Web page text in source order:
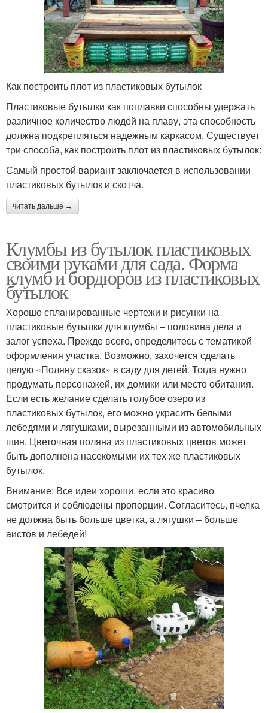
Как построить плот из пластиковых бутылок
Пластиковые бутылки как поплавки способны удержать
различное количество людей на плаву, эта способность
должна подкрепляться надежным каркасом. Существует
три способа, как построить плот из пластиковых бутылок:
Самый простой вариант заключается в использовании
пластиковых бутылок и скотча.
читать дальше →
Клумбы из бутылок пластиковых
своими руками для сада. Форма
клумб и бордюров из пластиковых
бутылок
Хорошо спланированные чертежи и рисунки на
пластиковые бутылки для клумбы – половина дела и
залог успеха. Прежде всего, определитесь с тематикой
оформления участка. Возможно, захочется сделать
целую «Поляну сказок» в саду для детей. Тогда нужно
продумать персонажей, их домики или место обитания.
Если есть желание сделать голубое озеро из
пластиковых бутылок, его можно украсить белыми
лебедями и лягушками, вырезанными из автомобильных
шин. Цветочная поляна из пластиковых цветов может
быть дополнена насекомыми их тех же пластиковых
бутылок.
Внимание: Все идеи хороши, если это красиво
смотрится и соблюдены пропорции. Согласитесь, пчелка
не должна быть больше цветка, а лягушки – больше
аистов и лебедей!